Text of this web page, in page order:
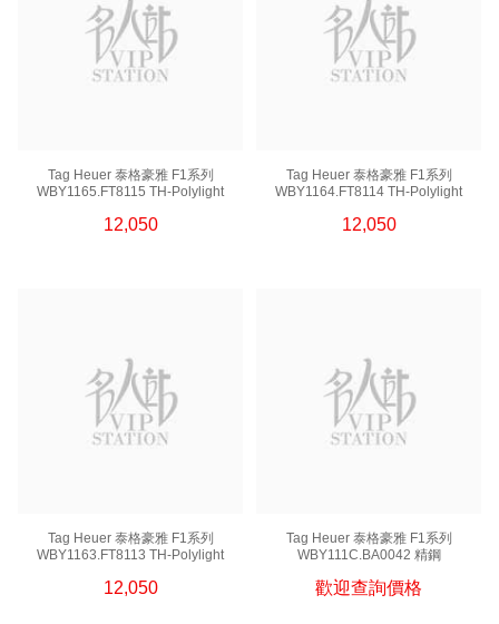
Movado 摩凡陀
Omega 歐米茄
Panerai 沛納海
Parmigiani 帕瑪強尼
Patek Philippe 百達翡麗
Rolex 勞力士
Tag Heuer 泰格豪雅
Tag Heuer 泰格豪雅 F1系列
WBY1165.FT8115 TH-Polylight
12,050
Tag Heuer 泰格豪雅 F1系列
WBY1164.FT8114 TH-Polylight
12,050
Tag Heuer 泰格豪雅 F1系列
WBY1163.FT8113 TH-Polylight
12,050
Tag Heuer 泰格豪雅 F1系列
WBY111C.BA0042 精鋼
歡迎查詢價格